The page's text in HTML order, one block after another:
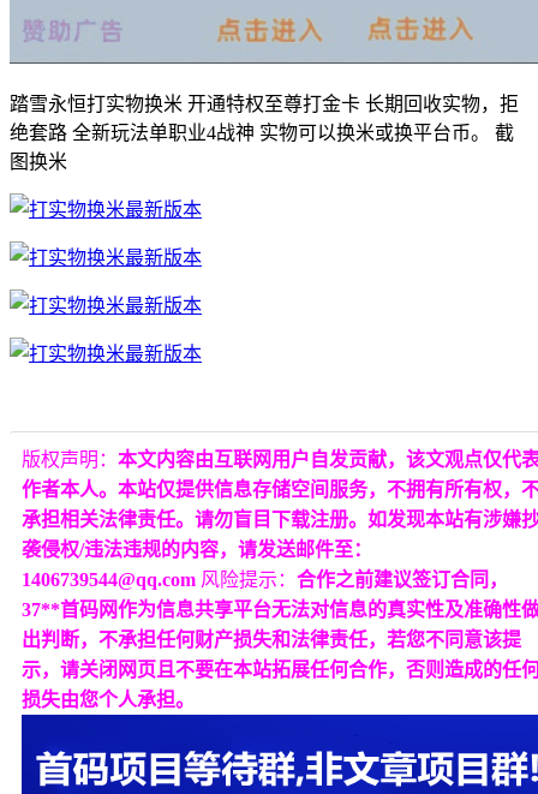
踏雪永恒打实物换米 开通特权至尊打金卡 长期回收实物，拒
绝套路 全新玩法单职业4战神 实物可以换米或换平台币。 截
图换米
版权声明： 本文内容由互联网用户自发贡献，该文观点仅代
作者本人。本站仅提供信息存储空间服务，不拥有所有权，
承担相关法律责任。请勿盲目下载注册。如发现本站有涉嫌
袭侵权/违法违规的内容，请发送邮件至：
1406739544@qq.com 风险提示： 合作之前建议签订合同，
37**首码网作为信息共享平台无法对信息的真实性及准确性
出判断，不承担任何财产损失和法律责任，若您不同意该提
示，请关闭网页且不要在本站拓展任何合作，否则造成的任
损失由您个人承担。